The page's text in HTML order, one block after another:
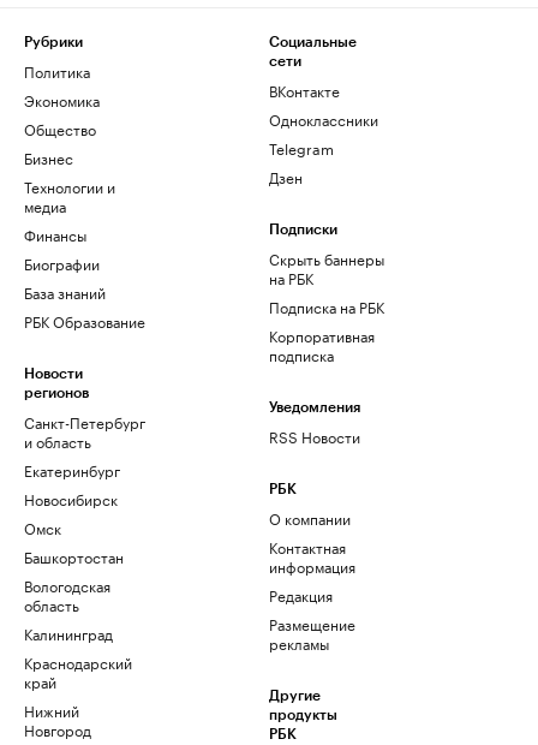
Рубрики
Политика
Экономика
Общество
Бизнес
Технологии и
медиа
Финансы
Биографии
База знаний
РБК Образование
Новости
регионов
Санкт-Петербург
и область
Екатеринбург
Новосибирск
Омск
Башкортостан
Вологодская
область
Калининград
Краснодарский
край
Нижний
Новгород
Социальные
сети
ВКонтакте
Одноклассники
Telegram
Дзен
Подписки
Скрыть баннеры
на РБК
Подписка на РБК
Корпоративная
подписка
Уведомления
RSS Новости
РБК
О компании
Контактная
информация
Редакция
Размещение
рекламы
Другие
продукты
РБК